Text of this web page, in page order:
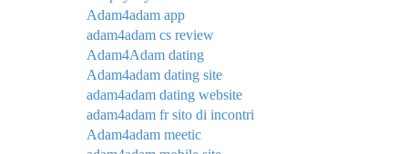
Adam4adam app
adam4adam cs review
Adam4Adam dating
Adam4adam dating site
adam4adam dating website
adam4adam fr sito di incontri
Adam4adam meetic